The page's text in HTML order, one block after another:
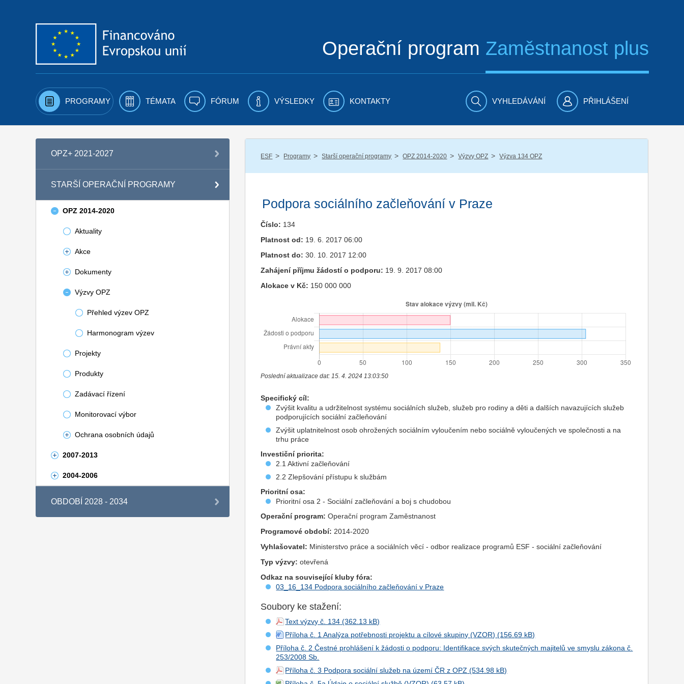
Operační program Zaměstnanost plus
PROGRAMY TÉMATA FÓRUM VÝSLEDKY KONTAKTY VYHLEDÁVÁNÍ PŘIHLÁŠENÍ
OPZ+ 2021-2027
STARŠÍ OPERAČNÍ PROGRAMY
OPZ 2014-2020
Aktuality
Akce
Dokumenty
Výzvy OPZ
Přehled výzev OPZ
Harmonogram výzev
Projekty
Produkty
Zadávací řízení
Monitorovací výbor
Ochrana osobních údajů
2007-2013
2004-2006
OBDOBÍ 2028 - 2034
ESF / Programy / Starší operační programy / OPZ 2014-2020 / Výzvy OPZ / Výzva 134 OPZ
Podpora sociálního začleňování v Praze
Číslo: 134
Platnost od: 19. 6. 2017 06:00
Platnost do: 30. 10. 2017 12:00
Zahájení příjmu žádostí o podporu: 19. 9. 2017 08:00
Alokace v Kč: 150 000 000
Poslední aktualizace dat: 15. 4. 2024 13:03:50
Specifický cíl:
Zvýšit kvalitu a udržitelnost systému sociálních služeb, služeb pro rodiny a děti a dalších navazujících služeb
podporujících sociální začleňování
Zvýšit uplatnitelnost osob ohrožených sociálním vyloučením nebo sociálně vyloučených ve společnosti a na
trhu práce
Investiční priorita:
2.1 Aktivní začleňování
2.2 Zlepšování přístupu k službám
Prioritní osa:
Prioritní osa 2 - Sociální začleňování a boj s chudobou
Operační program: Operační program Zaměstnanost
Programové období: 2014-2020
Vyhlašovatel: Ministerstvo práce a sociálních věcí - odbor realizace programů ESF - sociální začleňování
Typ výzvy: otevřená
Odkaz na související kluby fóra:
03_16_134 Podpora sociálního začleňování v Praze
Soubory ke stažení:
Text výzvy č. 134
Příloha č. 1 Analýza potřebnosti projektu a cílové skupiny (VZOR)
Příloha č. 2 Čestné prohlášení k žádosti o podporu: Identifikace svých skutečných majitelů ve smyslu zákona č.
253/2008 Sb.
Příloha č. 3 Podpora sociální služeb na území ČR z OPZ